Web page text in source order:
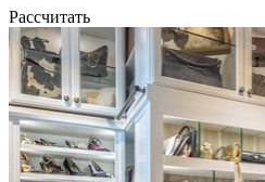
Рассчитать